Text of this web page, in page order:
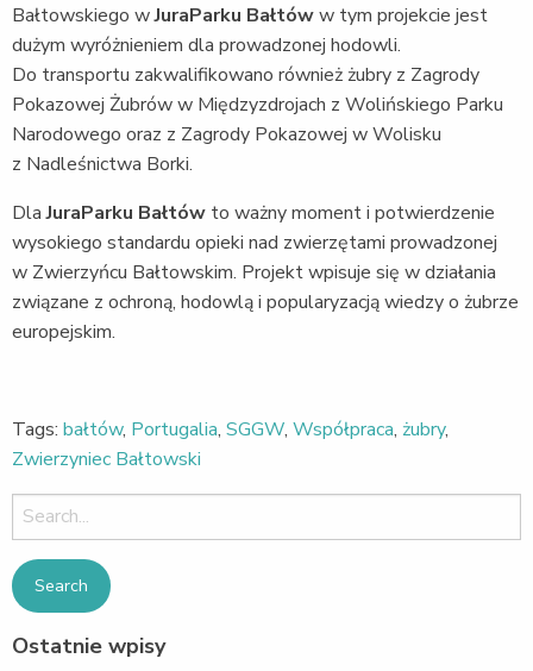
Bałtowskiego wJuraParku Bałtóww tym projekcie jest
dużym wyróżnieniem dla prowadzonej hodowli.
Do transportu zakwalifikowano również żubry z Zagrody
Pokazowej Żubrów w Międzyzdrojach z Wolińskiego Parku
Narodowego oraz z Zagrody Pokazowej w Wolisku
z Nadleśnictwa Borki.
DlaJuraParku Bałtów to ważny moment i potwierdzenie
wysokiego standardu opieki nad zwierzętami prowadzonej
w Zwierzyńcu Bałtowskim. Projekt wpisuje się w działania
związane z ochroną, hodowlą i popularyzacją wiedzy o żubrze
europejskim.
Tags: bałtów, Portugalia, SGGW, Współpraca, żubry,
Zwierzyniec Bałtowski
Search
for:
Ostatnie wpisy